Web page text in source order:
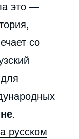
это —
со
.
русском